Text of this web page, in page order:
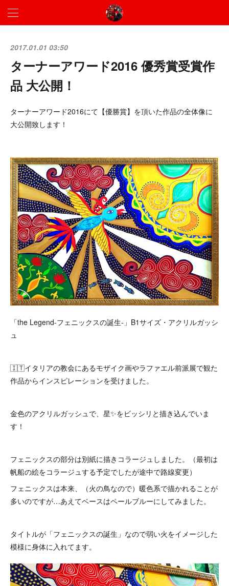
2017.01.01 03:50
ターナーアワード2016 優秀賞受賞作
品 大公開！
ターナーアワード2016にて【優勝賞】を頂いた作品の全体像に
大公開致します！
「the Legend-フェニックスの誕生-」B1サイズ・アクリルガッシ
ュ
🇮🇹イタリアの教会にあるモザイク画やラファエル前派展で観た
作品からインスピレーションを受けました。
金色のアクリルガッシュで、星✨をビッシリと描き込んでいま
す！
フェニックスの部分は別紙に描きコラージュしました。（最初は
帆船の絵をコラージュする予定でしたが途中で路線変更）
フェニックスは本来、（火の鳥なので）暖色系で描かれることが
多いのですが…あえてベースはペールブルーにしてみました。
タイトルが「フェニックスの誕生」なので弱い火をイメージした
模様に身体に入れてます。